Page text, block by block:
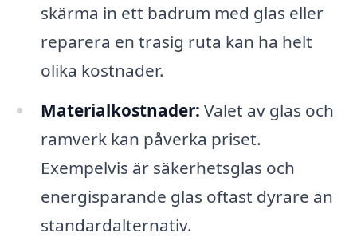
skärma in ett badrum med glas eller
reparera en trasig ruta kan ha helt
olika kostnader.
Materialkostnader: Valet av glas och
ramverk kan påverka priset.
Exempelvis är säkerhetsglas och
energisparande glas oftast dyrare än
standardalternativ.